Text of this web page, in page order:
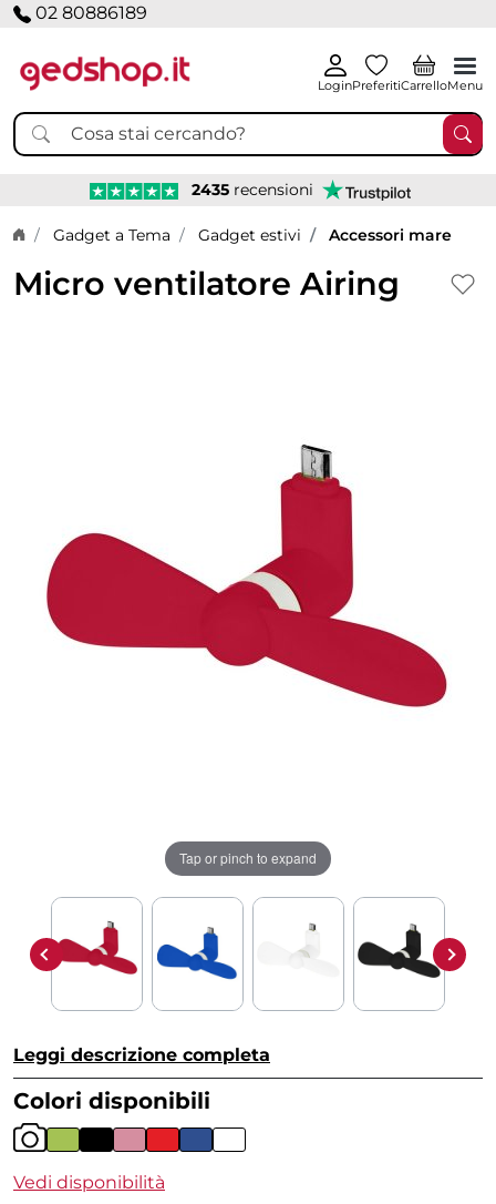
02 80886189
LoginPreferitiCarrelloMenu
2435 recensioni
Home page
Gadget a Tema Gadget estivi Accessori mare
Micro ventilatore Airing
Tap or pinch to expand
Leggi descrizione completa
Colori disponibili
Vedi disponibilità